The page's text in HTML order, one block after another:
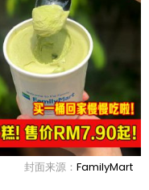
封面来源： FamilyMart